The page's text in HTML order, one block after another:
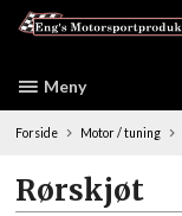
Meny
Forside Motor / tuning
Rørskjøt